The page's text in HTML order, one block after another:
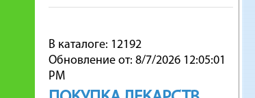
В каталоге: 12192
Обновление от: 8/7/2026 12:05:01
PM